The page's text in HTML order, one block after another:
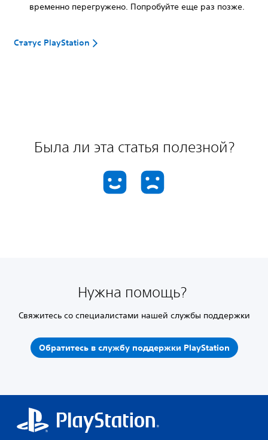
временно перегружено. Попробуйте еще раз позже.
Статус PlayStation
Была ли эта статья полезной?
Нужна помощь?
Свяжитесь со специалистами нашей службы поддержки
Обратитесь в службу поддержки PlayStation